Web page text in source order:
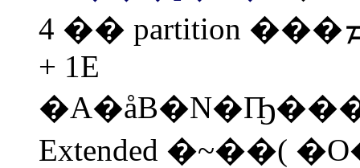
4 �� partition ���ܡA����ե��ݭn�ϥ� 3P
+ 1E
Extended �~��(